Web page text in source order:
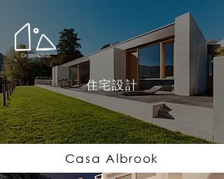
住宅設計
Casa Albrook